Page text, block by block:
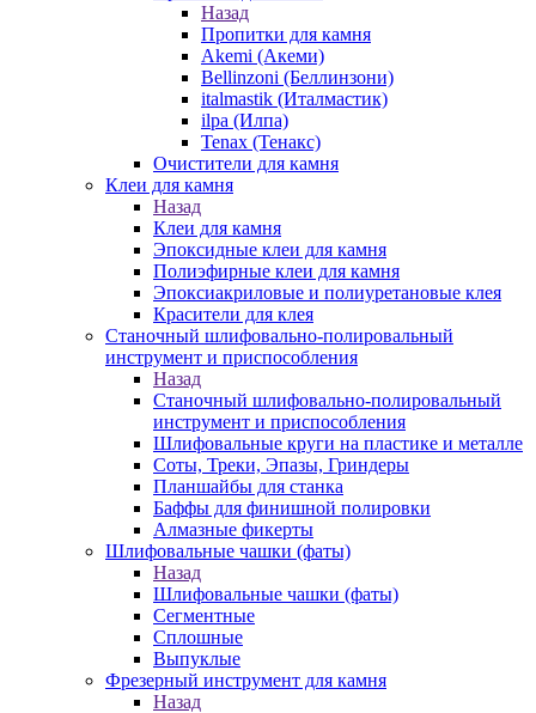
Назад
Пропитки для камня
Akemi (Акеми)
Bellinzoni (Беллинзони)
italmastik (Италмастик)
ilpa (Илпа)
Tenax (Тенакс)
Очистители для камня
Клеи для камня
Назад
Клеи для камня
Эпоксидные клеи для камня
Полиэфирные клеи для камня
Эпоксиакриловые и полиуретановые клея
Красители для клея
Станочный шлифовально-полировальный
инструмент и приспособления
Назад
Станочный шлифовально-полировальный
инструмент и приспособления
Шлифовальные круги на пластике и металле
Соты, Треки, Эпазы, Гриндеры
Планшайбы для станка
Баффы для финишной полировки
Алмазные фикерты
Шлифовальные чашки (фаты)
Назад
Шлифовальные чашки (фаты)
Сегментные
Сплошные
Выпуклые
Фрезерный инструмент для камня
Назад